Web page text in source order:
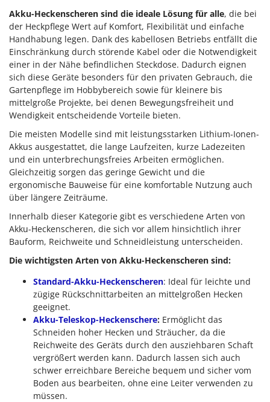
Akku-Heckenscheren sind die ideale Lösung für alle, die bei
der Heckpflege Wert auf Komfort, Flexibilität und einfache
Handhabung legen. Dank des kabellosen Betriebs entfällt die
Einschränkung durch störende Kabel oder die Notwendigkeit
einer in der Nähe befindlichen Steckdose. Dadurch eignen
sich diese Geräte besonders für den privaten Gebrauch, die
Gartenpflege im Hobbybereich sowie für kleinere bis
mittelgroße Projekte, bei denen Bewegungsfreiheit und
Wendigkeit entscheidende Vorteile bieten.
Die meisten Modelle sind mit leistungsstarken Lithium-Ionen-
Akkus ausgestattet, die lange Laufzeiten, kurze Ladezeiten
und ein unterbrechungsfreies Arbeiten ermöglichen.
Gleichzeitig sorgen das geringe Gewicht und die
ergonomische Bauweise für eine komfortable Nutzung auch
über längere Zeiträume.
Innerhalb dieser Kategorie gibt es verschiedene Arten von
Akku-Heckenscheren, die sich vor allem hinsichtlich ihrer
Bauform, Reichweite und Schneidleistung unterscheiden.
Die wichtigsten Arten von Akku-Heckenscheren sind:
Standard-Akku-Heckenscheren: Ideal für leichte und
zügige Rückschnittarbeiten an mittelgroßen Hecken
geeignet.
Akku-Teleskop-Heckenschere: Ermöglicht das
Schneiden hoher Hecken und Sträucher, da die
Reichweite des Geräts durch den ausziehbaren Schaft
vergrößert werden kann. Dadurch lassen sich auch
schwer erreichbare Bereiche bequem und sicher vom
Boden aus bearbeiten, ohne eine Leiter verwenden zu
müssen.